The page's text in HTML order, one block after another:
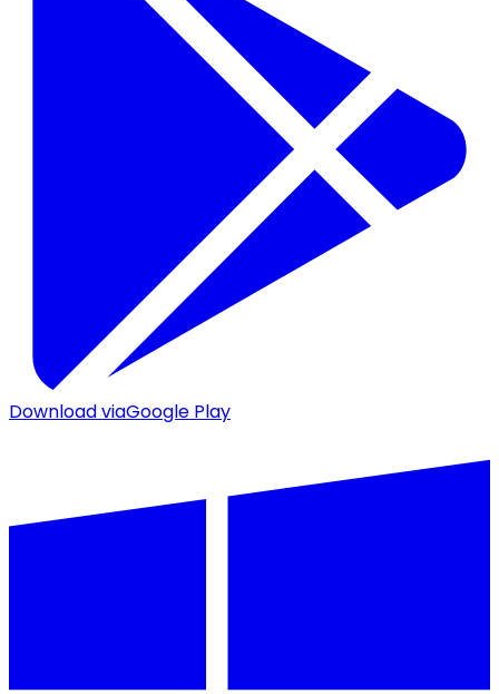
Download viaGoogle Play